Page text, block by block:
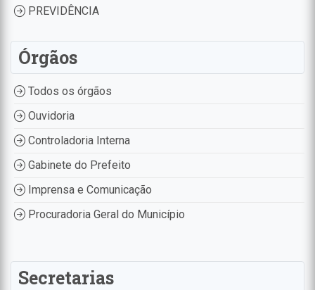
PREVIDÊNCIA
Órgãos
Todos os órgãos
Ouvidoria
Controladoria Interna
Gabinete do Prefeito
Imprensa e Comunicação
Procuradoria Geral do Município
Secretarias